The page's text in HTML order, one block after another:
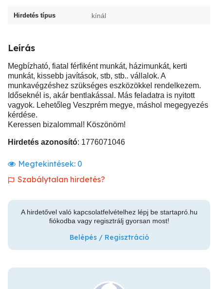
Hirdetés típus kínál
Leírás
Megbízható, fiatal férfiként munkát, házimunkát, kerti
munkát, kissebb javítások, stb, stb.. vállalok. A
munkavégzéshez szükséges eszközökkel rendelkezem.
Időseknél is, akár bentlakással. Más feladatra is nyitott
vagyok. Lehetőleg Veszprém megye, máshol megegyezés
kérdése.
Keressen bizalommal! Köszönöm!
Hirdetés azonosító: 1776071046
Megtekintések: 0
Szabálytalan hirdetés?
A hirdetővel való kapcsolatfelvételhez lépj be startapró.hu
fiókodba vagy regisztrálj gyorsan most!
Belépés / Regisztráció